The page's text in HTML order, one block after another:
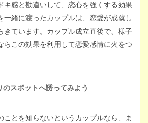
キ感と勘違いして、恋心を強くする効果
一緒に渡ったカップルは、恋愛が成就し
きています。カップル成立直後で、様子
らこの効果を利用して恋愛感情に火をつ
スポットへ誘ってみよう
ことを知らないというカップルなら、ま